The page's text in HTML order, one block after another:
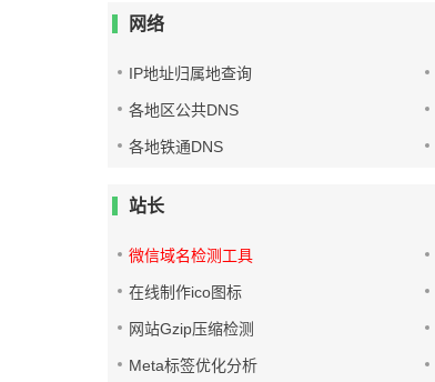
网络
IP地址归属地查询
各地区公共DNS
各地铁通DNS
站长
微信域名检测工具
在线制作ico图标
网站Gzip压缩检测
Meta标签优化分析